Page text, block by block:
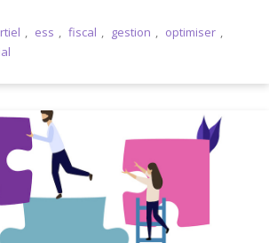
, ess , fiscal , gestion , optimiser ,